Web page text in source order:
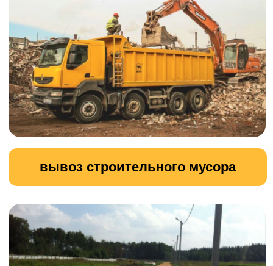
Подготовка участка к строительству
канав, а также устройство насыпей и
планировку территорий.
УЗНАТЬ ПОДРОБНОСТИ